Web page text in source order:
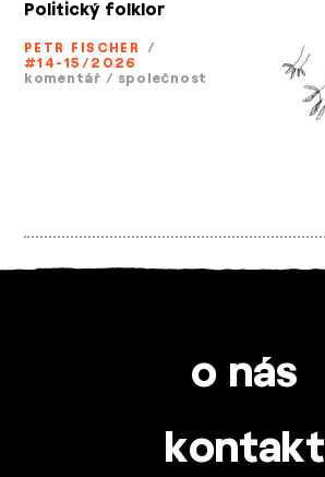
Politický folklor
PETR FISCHER /
#14-15/2026
komentář / společnost
o nás
kontakt